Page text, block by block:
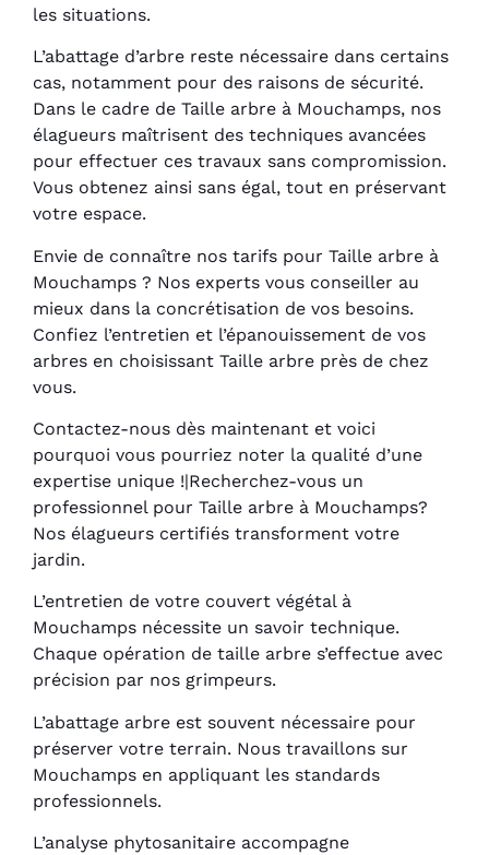
les situations.
L’abattage d’arbre reste nécessaire dans certains
cas, notamment pour des raisons de sécurité.
Dans le cadre de Taille arbre à Mouchamps, nos
élagueurs maîtrisent des techniques avancées
pour effectuer ces travaux sans compromission.
Vous obtenez ainsi sans égal, tout en préservant
votre espace.
Envie de connaître nos tarifs pour Taille arbre à
Mouchamps ? Nos experts vous conseiller au
mieux dans la concrétisation de vos besoins.
Confiez l’entretien et l’épanouissement de vos
arbres en choisissant Taille arbre près de chez
vous.
Contactez-nous dès maintenant et voici
pourquoi vous pourriez noter la qualité d’une
expertise unique !|Recherchez-vous un
professionnel pour Taille arbre à Mouchamps?
Nos élagueurs certifiés transforment votre
jardin.
L’entretien de votre couvert végétal à
Mouchamps nécessite un savoir technique.
Chaque opération de taille arbre s’effectue avec
précision par nos grimpeurs.
L’abattage arbre est souvent nécessaire pour
préserver votre terrain. Nous travaillons sur
Mouchamps en appliquant les standards
professionnels.
L’analyse phytosanitaire accompagne